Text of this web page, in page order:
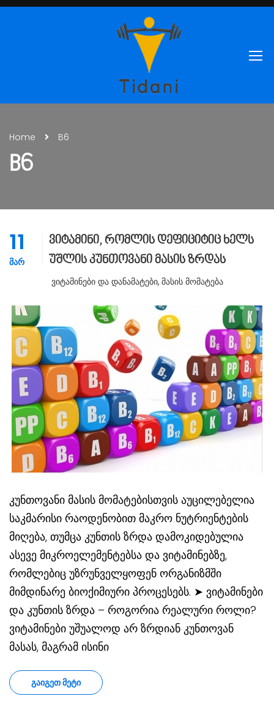
Home B6
B6
11
ᲛᲐᲠ
ვიტამინი, რომლის დეფიციტიც ხელს
უშლის კუნთოვანი მასის ზრდას
Ვიტამინები Და Დანამატები, Მასის Მომატება
კუნთოვანი მასის მომატებისთვის აუცილებელია
საკმარისი რაოდენობით მაკრო ნუტრიენტების
მიღება, თუმცა კუნთის ზრდა დამოკიდებულია
ასევე მიკროელემენტებსა და ვიტამინებზე,
რომლებიც უზრუნველყოფენ ორგანიზმში
მიმდინარე ბიოქიმიური პროცესებს. ➤ ვიტამინები
და კუნთის ზრდა – როგორია რეალური როლი?
ვიტამინები უშუალოდ არ ზრდიან კუნთოვან
მასას, მაგრამ ისინი
ᲒᲐᲘᲒᲔᲗ ᲛᲔᲢᲘ